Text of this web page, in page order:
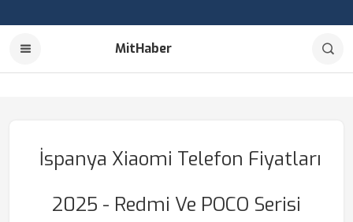
MitHaber
İspanya Xiaomi Telefon Fiyatları
2025 - Redmi Ve POCO Serisi